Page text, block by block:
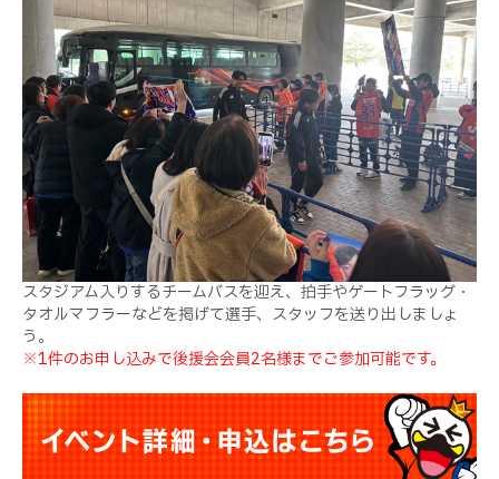
スタジアム入りするチームバスを迎え、拍手やゲートフラッグ・
タオルマフラーなどを掲げて選手、スタッフを送り出しましょ
う。
※1件のお申し込みで後援会会員2名様までご参加可能です。